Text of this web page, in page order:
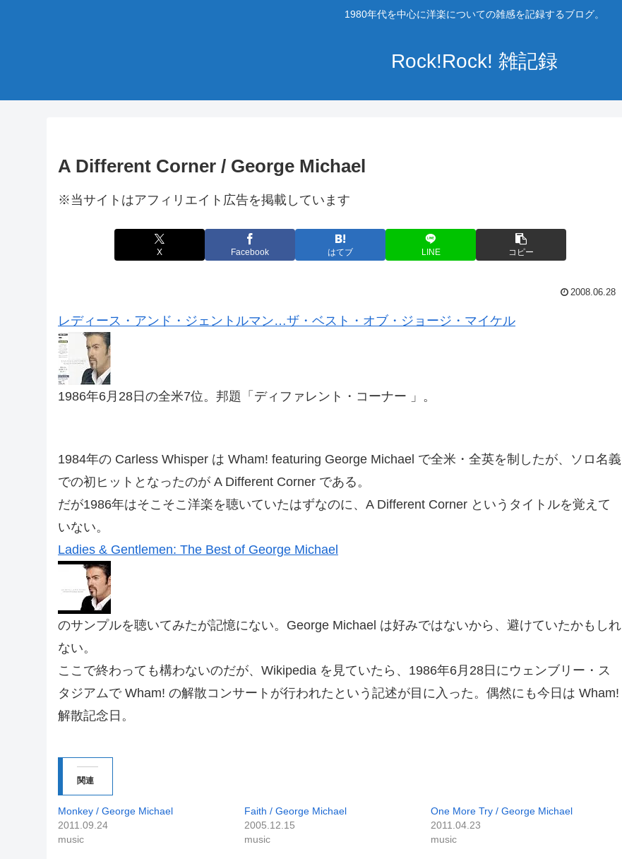
1980年代を中心に洋楽についての雑感を記録するブログ。
Rock!Rock! 雑記録
A Different Corner / George Michael
※当サイトはアフィリエイト広告を掲載しています
X Facebook はてブ LINE コピー
2008.06.28
レディース・アンド・ジェントルマン…ザ・ベスト・オブ・ジョージ・マイケル
1986年6月28日の全米7位。邦題「ディファレント・コーナー 」。
1984年の Carless Whisper は Wham! featuring George Michael で全米・全英を制したが、ソロ名義
での初ヒットとなったのが A Different Corner である。
だが1986年はそこそこ洋楽を聴いていたはずなのに、A Different Corner というタイトルを覚えて
いない。
Ladies & Gentlemen: The Best of George Michael
のサンプルを聴いてみたが記憶にない。George Michael は好みではないから、避けていたかもしれ
ない。
ここで終わっても構わないのだが、Wikipedia を見ていたら、1986年6月28日にウェンブリー・ス
タジアムで Wham! の解散コンサートが行われたという記述が目に入った。偶然にも今日は Wham!
解散記念日。
関連
Monkey / George Michael
2011.09.24
music
Faith / George Michael
2005.12.15
music
One More Try / George Michael
2011.04.23
music